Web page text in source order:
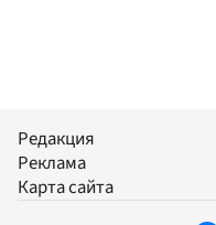
Редакция
Реклама
Карта сайта